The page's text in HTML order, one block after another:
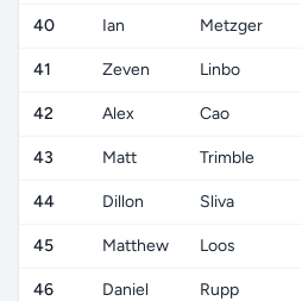
40 Ian Metzger
41 Zeven Linbo
42 Alex Cao
43 Matt Trimble
44 Dillon Sliva
45 Matthew Loos
46 Daniel Rupp